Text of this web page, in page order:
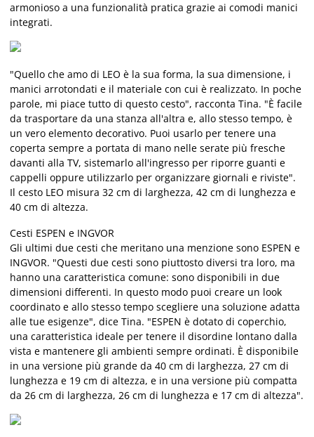
armonioso a una funzionalità pratica grazie ai comodi manici
integrati.
"Quello che amo di LEO è la sua forma, la sua dimensione, i
manici arrotondati e il materiale con cui è realizzato. In poche
parole, mi piace tutto di questo cesto", racconta Tina. "È facile
da trasportare da una stanza all'altra e, allo stesso tempo, è
un vero elemento decorativo. Puoi usarlo per tenere una
coperta sempre a portata di mano nelle serate più fresche
davanti alla TV, sistemarlo all'ingresso per riporre guanti e
cappelli oppure utilizzarlo per organizzare giornali e riviste".
Il cesto LEO misura 32 cm di larghezza, 42 cm di lunghezza e
40 cm di altezza.
Cesti ESPEN e INGVOR
Gli ultimi due cesti che meritano una menzione sono ESPEN e
INGVOR. "Questi due cesti sono piuttosto diversi tra loro, ma
hanno una caratteristica comune: sono disponibili in due
dimensioni differenti. In questo modo puoi creare un look
coordinato e allo stesso tempo scegliere una soluzione adatta
alle tue esigenze", dice Tina. "ESPEN è dotato di coperchio,
una caratteristica ideale per tenere il disordine lontano dalla
vista e mantenere gli ambienti sempre ordinati. È disponibile
in una versione più grande da 40 cm di larghezza, 27 cm di
lunghezza e 19 cm di altezza, e in una versione più compatta
da 26 cm di larghezza, 26 cm di lunghezza e 17 cm di altezza".